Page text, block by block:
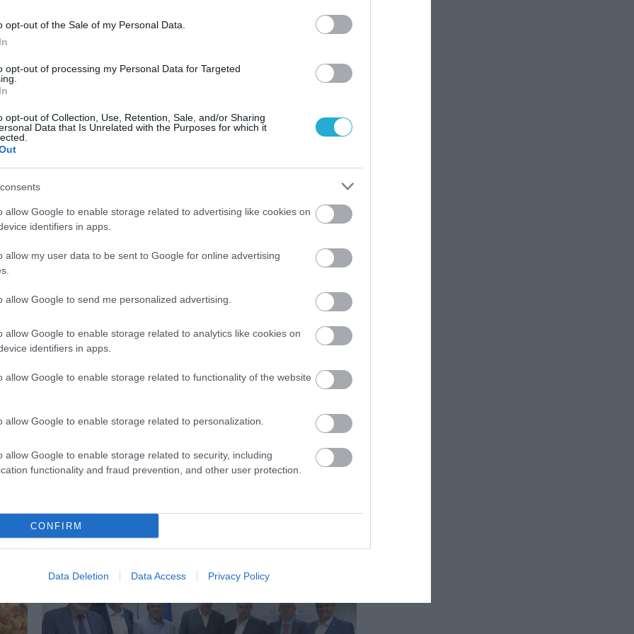
opt-out of the Sale of my Personal Data.
opt-out of processing my Personal Data for Targeted
opt-out of Collection, Use, Retention, Sale, and/or Sharing
Data that Is Unrelated with the Purposes for which it
allow Google to enable storage related to advertising like cookies on
identifiers in apps.
allow my user data to be sent to Google for online advertising
allow Google to send me personalized advertising.
allow Google to enable storage related to analytics like cookies on
identifiers in apps.
allow Google to enable storage related to functionality of the website
allow Google to enable storage related to personalization.
allow Google to enable storage related to security, including
functionality and fraud prevention, and other user protection.
CONFIRM
Data Deletion Data Access Privacy Policy
–
07.08.2026
Παγκόσμια Ημέρα Μπύρας: Η ιστορία της
Πώς αμείβονται όσοι εργαστούν τον
Δεκαπενταύγουστο